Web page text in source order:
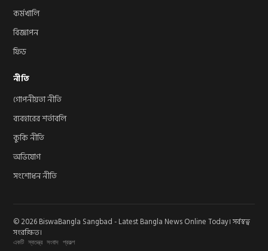
কর্মখালি
বিজ্ঞাপন
ফিড
নীতি
গোপনীয়তা নীতি
ব্যবহারের শর্তাবলি
কুকি নীতি
অভিযোগ
সংশোধন নীতি
© 2026 BiswaBangla Sangbad - Latest Bangla News Online Today। সর্বস্বত্ব
সংরক্ষিত।
একটি স্বতন্ত্র সংবাদ প্রকল্প